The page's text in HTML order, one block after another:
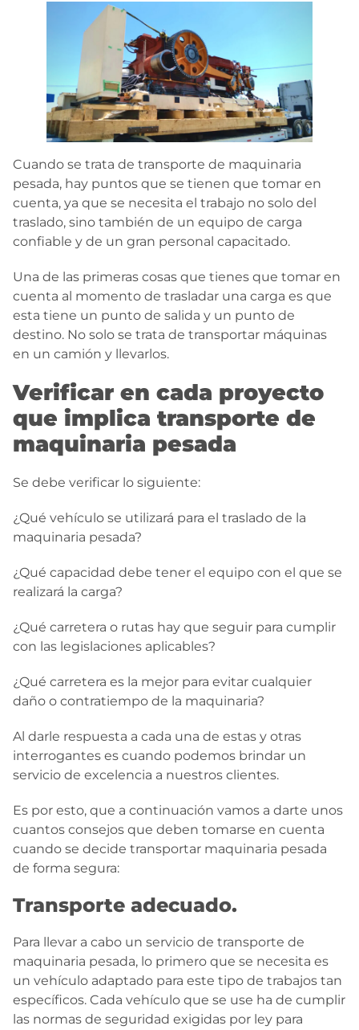
Cuando se trata de transporte de maquinaria
pesada, hay puntos que se tienen que tomar en
cuenta, ya que se necesita el trabajo no solo del
traslado, sino también de un equipo de carga
confiable y de un gran personal capacitado.
Una de las primeras cosas que tienes que tomar en
cuenta al momento de trasladar una carga es que
esta tiene un punto de salida y un punto de
destino. No solo se trata de transportar máquinas
en un camión y llevarlos.
Verificar en cada proyecto
que implica transporte de
maquinaria pesada
Se debe verificar lo siguiente:
¿Qué vehículo se utilizará para el traslado de la
maquinaria pesada?
¿Qué capacidad debe tener el equipo con el que se
realizará la carga?
¿Qué carretera o rutas hay que seguir para cumplir
con las legislaciones aplicables?
¿Qué carretera es la mejor para evitar cualquier
daño o contratiempo de la maquinaria?
Al darle respuesta a cada una de estas y otras
interrogantes es cuando podemos brindar un
servicio de excelencia a nuestros clientes.
Es por esto, que a continuación vamos a darte unos
cuantos consejos que deben tomarse en cuenta
cuando se decide transportar maquinaria pesada
de forma segura:
Transporte adecuado.
Para llevar a cabo un servicio de transporte de
maquinaria pesada, lo primero que se necesita es
un vehículo adaptado para este tipo de trabajos tan
específicos. Cada vehículo que se use ha de cumplir
las normas de seguridad exigidas por ley para